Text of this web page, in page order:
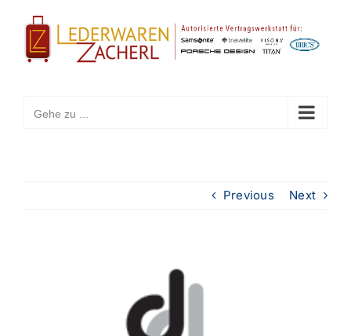
Inhalt
springen
Gehe zu ...
Previous Next